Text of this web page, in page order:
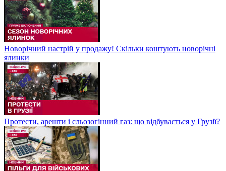
Новорічний настрій у продажу! Скільки коштують новорічні
ялинки
Протести, арешти і сльозогінний газ: що відбувається у Грузії?